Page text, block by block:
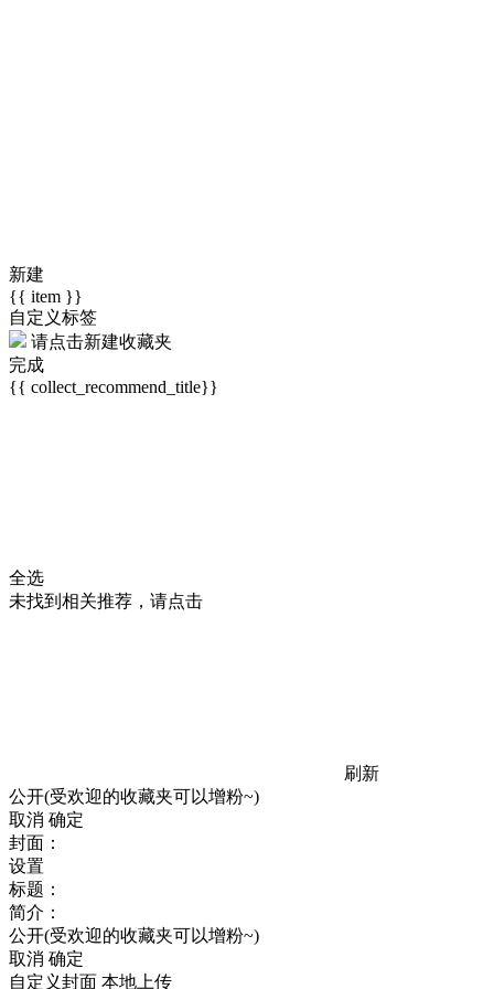
新建
{{ item }}
自定义标签
请点击新建收藏夹
完成
{{ collect_recommend_title}}
全选
未找到相关推荐，请点击
刷新
公开(受欢迎的收藏夹可以增粉~)
取消 确定
封面：
设置
标题：
简介：
公开(受欢迎的收藏夹可以增粉~)
取消 确定
自定义封面 本地上传